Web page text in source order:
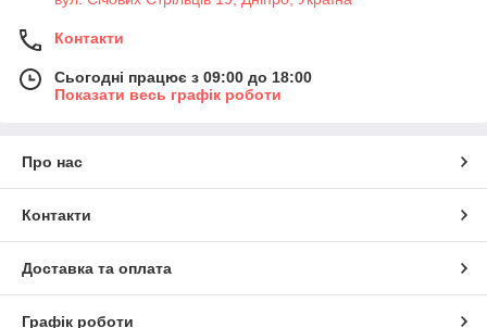
Контакти
Сьогодні працює з 09:00 до 18:00
Показати весь графік роботи
Про нас
Контакти
Доставка та оплата
Графік роботи